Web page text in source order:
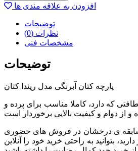
افزودن به علاقه مندی ها
توضیحات
نظرات (0)
مشخصات فنی
توضیحات
پارچه کتان آبرنگی مدل ریندا کتان
بوده و بخاطر نرمی و لطافتی که دارد، کاملا مناسب برای پرده و
سابقه ی درخشان در فروش های حضوری
بتوانید به راحتی خرید خود را آنلاین